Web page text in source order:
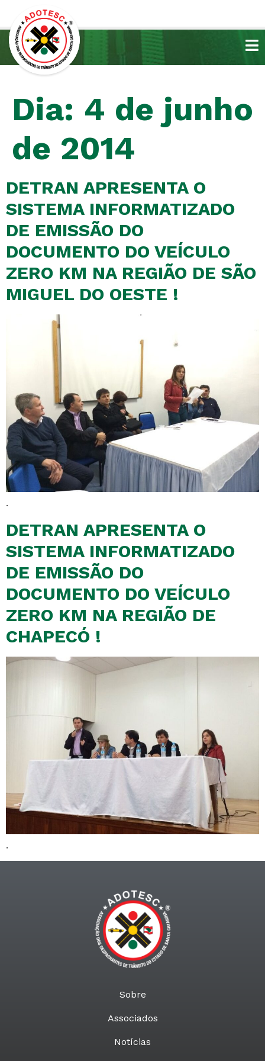
Dia: 4 de junho
de 2014
DETRAN APRESENTA O
SISTEMA INFORMATIZADO
DE EMISSÃO DO
DOCUMENTO DO VEÍCULO
ZERO KM NA REGIÃO DE SÃO
MIGUEL DO OESTE !
.
DETRAN APRESENTA O
SISTEMA INFORMATIZADO
DE EMISSÃO DO
DOCUMENTO DO VEÍCULO
ZERO KM NA REGIÃO DE
CHAPECÓ !
.
Sobre
Associados
Notícias